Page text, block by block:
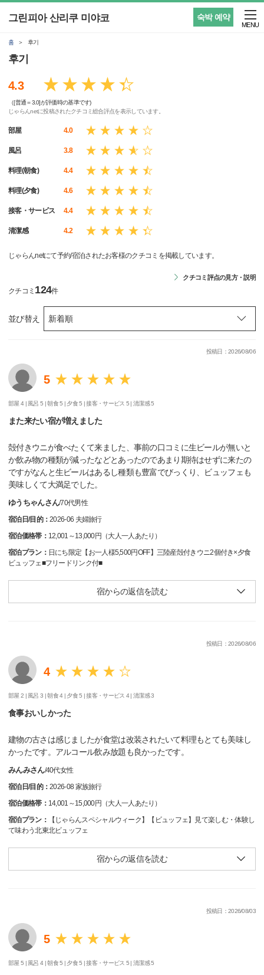
숙박 예약
그린피아 산리쿠 미야코
MENU
홈 후기
후기
4.3
（[普通＝3.0]が評価時の基準です)
じゃらんnetに投稿されたクチコミ総合評点を表示しています。
部屋 4.0
風呂 3.8
料理(朝食) 4.4
料理(夕食) 4.6
接客・サービス 4.4
清潔感 4.2
じゃらんnetにて予約/宿泊されたお客様のクチコミを掲載しています。
クチコミ評点の見方・説明
クチコミ 124件
並び替え
投稿日：2026/08/06
5
部屋 4 | 風呂 5 |朝食 5 | 夕食 5 |接客・サービス 5 |清潔感 5
また来たい宿が増えました
殻付きウニが食べたくて来ました、事前の口コミに生ビールが無いと
か飲み物の種類が減ったなどとあったのであまり期待はせずに来たの
ですがなんと生ビールはあるし種類も豊富でびっくり、ビュッフェも
美味しくて大満足でした。
ゆうちゃんさん/70代男性
宿泊日/目的：2026-06 夫婦旅行
宿泊価格帯： 12,001～13,000円（大人一人あたり）
宿泊プラン： 日にち限定【お一人様5,500円OFF】三陸産殻付きウニ2個付き×夕食
ビュッフェ■フリードリンク付■
宿からの返信を読む
投稿日：2026/08/06
4
部屋 2 | 風呂 3 |朝食 4 | 夕食 5 |接客・サービス 4 |清潔感 3
食事おいしかった
建物の古さは感じましたが食堂は改装されたいて料理もとても美味し
かったです。アルコール飲み放題も良かったです。
みんみさん/40代女性
宿泊日/目的：2026-08 家族旅行
宿泊価格帯： 14,001～15,000円（大人一人あたり）
宿泊プラン：
【じゃらんスペシャルウィーク】【ビュッフェ】見て楽しむ・体験し
て味わう北東北ビュッフェ
宿からの返信を読む
投稿日：2026/08/03
5
部屋 5 | 風呂 4 |朝食 5 | 夕食 5 |接客・サービス 5 |清潔感 5